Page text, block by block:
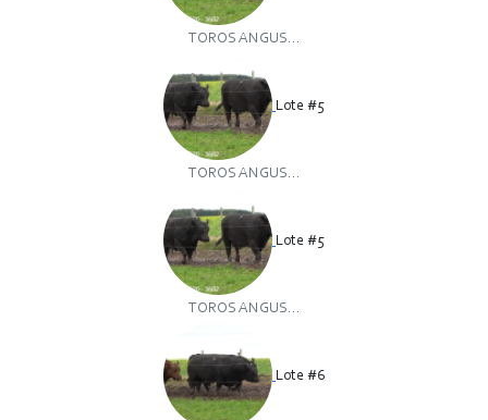
TOROS ANGUS...
Lote #5
TOROS ANGUS...
Lote #5
TOROS ANGUS...
Lote #6